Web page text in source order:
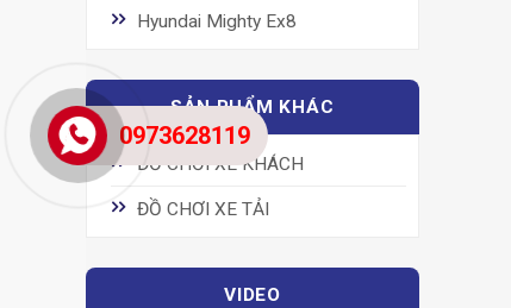
Hyundai Mighty Ex8
SẢN PHẨM KHÁC
ĐỒ CHƠI XE KHÁCH
ĐỒ CHƠI XE TẢI
VIDEO
0973628119